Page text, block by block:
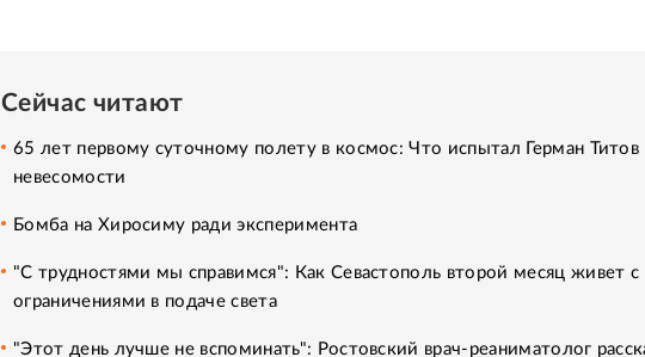
Сейчас читают
65 лет первому суточному полету в космос: Что испытал Герман Титов
невесомости
Бомба на Хиросиму ради эксперимента
"С трудностями мы справимся": Как Севастополь второй месяц живет с
ограничениями в подаче света
"Этот день лучше не вспоминать": Ростовский врач-реаниматолог